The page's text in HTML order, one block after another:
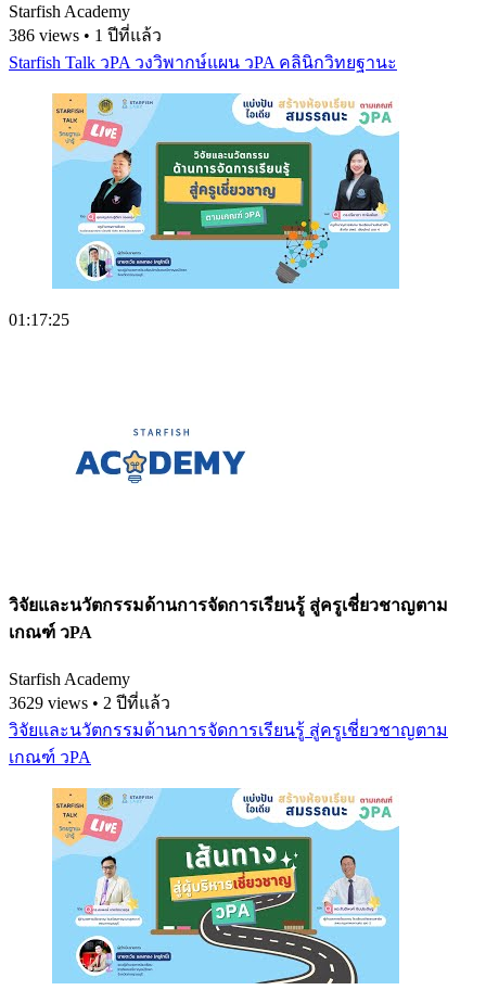
Starfish Academy
386 views • 1 ปีที่แล้ว
Starfish Talk วPA วงวิพากษ์แผน วPA คลินิกวิทยฐานะ
01:17:25
วิจัยและนวัตกรรมด้านการจัดการเรียนรู้ สู่ครูเชี่ยวชาญตาม
เกณฑ์ วPA
Starfish Academy
3629 views • 2 ปีที่แล้ว
วิจัยและนวัตกรรมด้านการจัดการเรียนรู้ สู่ครูเชี่ยวชาญตาม
เกณฑ์ วPA